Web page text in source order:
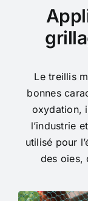
Le treillis
bonnes
oxydation,
l’industrie
utilisé pour
des oies,